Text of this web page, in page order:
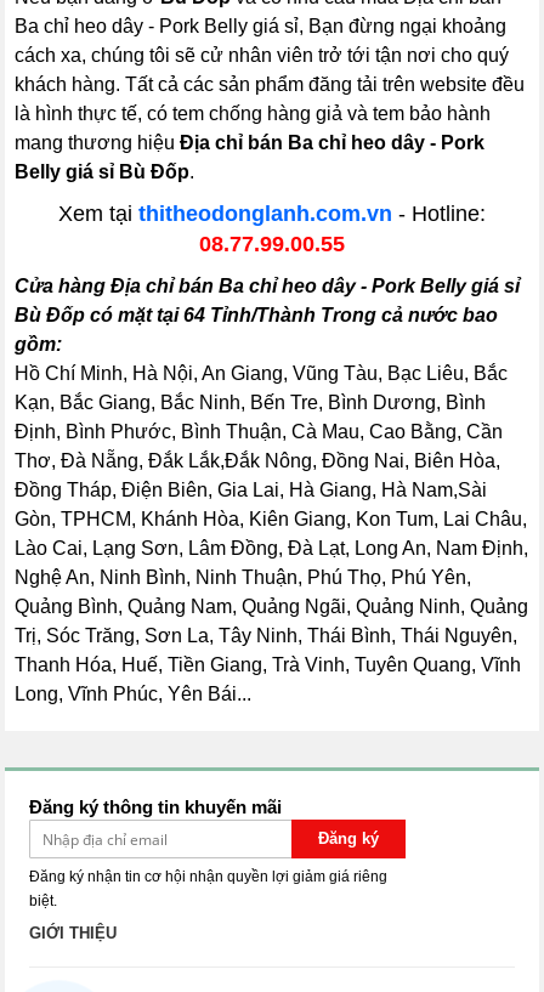
Ba chỉ heo dây - Pork Belly giá sỉ, Bạn đừng ngại khoảng
cách xa, chúng tôi sẽ cử nhân viên trở tới tận nơi cho quý
khách hàng. Tất cả các sản phẩm đăng tải trên website đều
là hình thực tế, có tem chống hàng giả và tem bảo hành
mang thương hiệuĐịa chỉ bán Ba chỉ heo dây - Pork
Belly giá sỉ Bù Đốp.
Xem tại thitheodonglanh.com.vn - Hotline:
08.77.99.00.55
Cửa hàng Địa chỉ bán Ba chỉ heo dây - Pork Belly giá sỉ
Bù Đốp có mặt tại 64 Tỉnh/Thành Trong cả nước bao
gồm:
Hồ Chí Minh, Hà Nội, An Giang, Vũng Tàu, Bạc Liêu, Bắc
Kạn, Bắc Giang, Bắc Ninh, Bến Tre, Bình Dương, Bình
Định, Bình Phước, Bình Thuận, Cà Mau, Cao Bằng, Cần
Thơ, Đà Nẵng, Đắk Lắk,Đắk Nông, Đồng Nai, Biên Hòa,
Đồng Tháp, Điện Biên, Gia Lai, Hà Giang, Hà Nam,Sài
Gòn, TPHCM, Khánh Hòa, Kiên Giang, Kon Tum, Lai Châu,
Lào Cai, Lạng Sơn, Lâm Đồng, Đà Lạt, Long An, Nam Định,
Nghệ An, Ninh Bình, Ninh Thuận, Phú Thọ, Phú Yên,
Quảng Bình, Quảng Nam, Quảng Ngãi, Quảng Ninh, Quảng
Trị, Sóc Trăng, Sơn La, Tây Ninh, Thái Bình, Thái Nguyên,
Thanh Hóa, Huế, Tiền Giang, Trà Vinh, Tuyên Quang, Vĩnh
Long, Vĩnh Phúc, Yên Bái...
Đăng ký thông tin khuyến mãi
Đăng ký
Đăng ký nhận tin cơ hội nhận quyền lợi giảm giá riêng
biệt.
GIỚI THIỆU